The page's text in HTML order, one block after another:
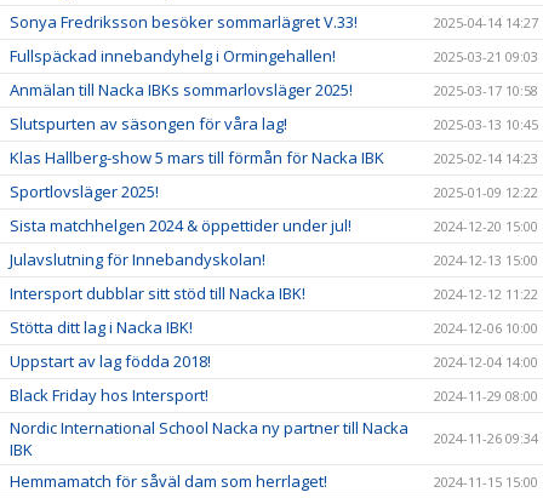
Sonya Fredriksson besöker sommarlägret V.33! 2025-04-14 14:27
Fullspäckad innebandyhelg i Ormingehallen! 2025-03-21 09:03
Anmälan till Nacka IBKs sommarlovsläger 2025! 2025-03-17 10:58
Slutspurten av säsongen för våra lag! 2025-03-13 10:45
Klas Hallberg-show 5 mars till förmån för Nacka IBK 2025-02-14 14:23
Sportlovsläger 2025! 2025-01-09 12:22
Sista matchhelgen 2024 & öppettider under jul! 2024-12-20 15:00
Julavslutning för Innebandyskolan! 2024-12-13 15:00
Intersport dubblar sitt stöd till Nacka IBK! 2024-12-12 11:22
Stötta ditt lag i Nacka IBK! 2024-12-06 10:00
Uppstart av lag födda 2018! 2024-12-04 14:00
Black Friday hos Intersport! 2024-11-29 08:00
Nordic International School Nacka ny partner till Nacka
IBK
2024-11-26 09:34
Hemmamatch för såväl dam som herrlaget! 2024-11-15 15:00